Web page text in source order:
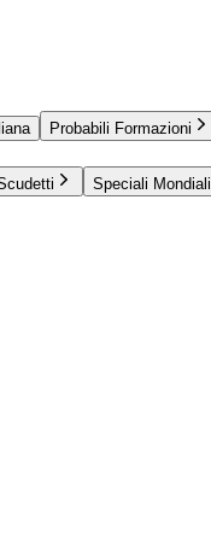
Probabili Formazioni
Speciali Mondiali